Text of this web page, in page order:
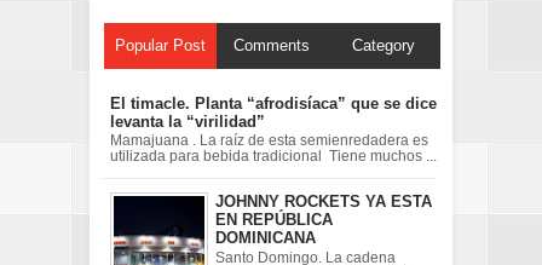
Popular Post Comments Category
El timacle. Planta “afrodisíaca” que se dice
levanta la “virilidad”
Mamajuana . La raíz de esta semienredadera es
utilizada para bebida tradicional Tiene muchos ...
JOHNNY ROCKETS YA ESTA
EN REPÚBLICA
DOMINICANA
Santo Domingo. La cadena